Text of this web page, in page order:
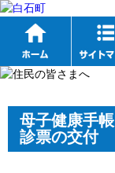
リンク集
母子健康手
診票の交付